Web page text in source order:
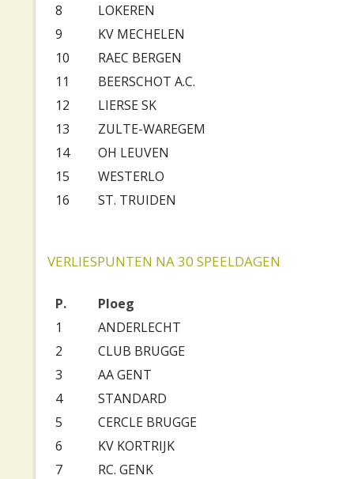
8
LOKEREN
9
KV MECHELEN
10
RAEC BERGEN
11
BEERSCHOT A.C.
12
LIERSE SK
13
ZULTE-WAREGEM
14
OH LEUVEN
15
WESTERLO
16
ST. TRUIDEN
VERLIESPUNTEN NA 30 SPEELDAGEN
P.
Ploeg
1
ANDERLECHT
2
CLUB BRUGGE
3
AA GENT
4
STANDARD
5
CERCLE BRUGGE
6
KV KORTRIJK
7
RC. GENK